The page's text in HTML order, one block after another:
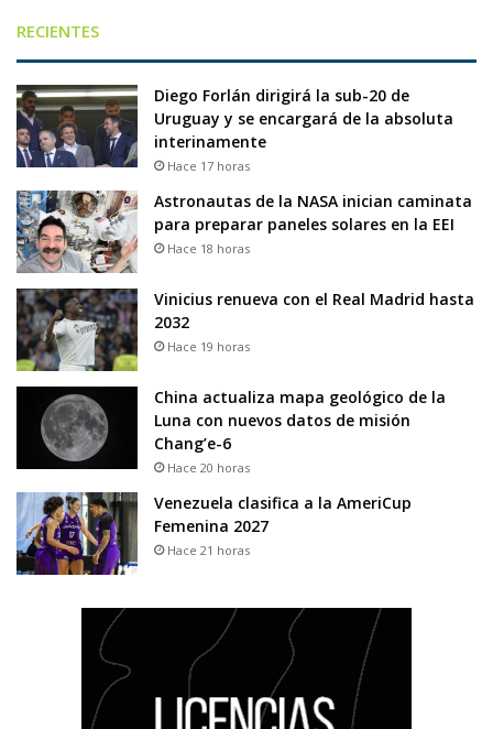
RECIENTES
Diego Forlán dirigirá la sub-20 de
Uruguay y se encargará de la absoluta
interinamente
Hace 17 horas
Astronautas de la NASA inician caminata
para preparar paneles solares en la EEI
Hace 18 horas
Vinicius renueva con el Real Madrid hasta
2032
Hace 19 horas
China actualiza mapa geológico de la
Luna con nuevos datos de misión
Chang’e-6
Hace 20 horas
Venezuela clasifica a la AmeriCup
Femenina 2027
Hace 21 horas